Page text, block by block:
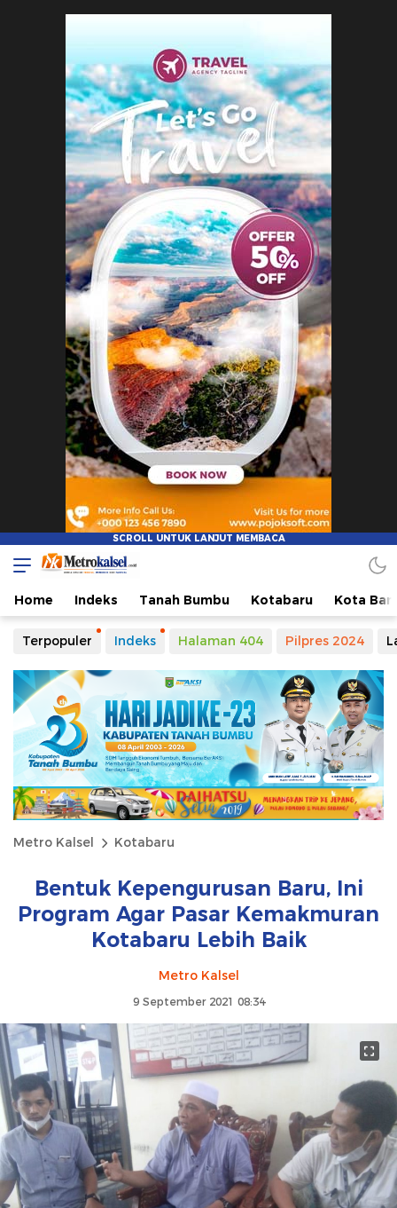
Home Indeks Tanah Bumbu Kotabaru Kota
Terpopuler Indeks Halaman 404 Pilpres 2024
Metro Kalsel Kotabaru
Bentuk Kepengurusan Baru, Ini
Program Agar Pasar Kemakmuran
Kotabaru Lebih Baik
Metro Kalsel
9 September 2021 08:34